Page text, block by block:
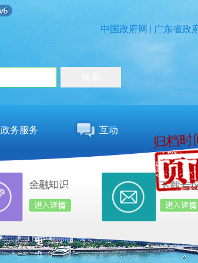
归档时
中国政府网 | 广东省政
政务服务 互动